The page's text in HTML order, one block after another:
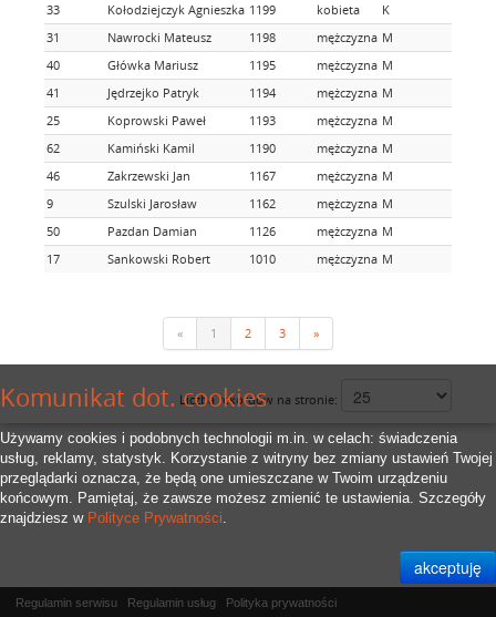
Komunikat dot. cookies
Używamy cookies i podobnych technologii m.in. w celach: świadczenia
usług, reklamy, statystyk. Korzystanie z witryny bez zmiany ustawień Twojej
przeglądarki oznacza, że będą one umieszczane w Twoim urządzeniu
końcowym. Pamiętaj, że zawsze możesz zmienić te ustawienia. Szczegóły
znajdziesz w Polityce Prywatności.
33
Kołodziejczyk Agnieszka 1199 kobieta K
31
Nawrocki Mateusz 1198 mężczyzna M
40
Główka Mariusz 1195 mężczyzna M
41
Jędrzejko Patryk 1194 mężczyzna M
25
Koprowski Paweł 1193 mężczyzna M
62
Kamiński Kamil 1190 mężczyzna M
46
Zakrzewski Jan 1167 mężczyzna M
9
Szulski Jarosław 1162 mężczyzna M
50
Pazdan Damian 1126 mężczyzna M
17
Sankowski Robert 1010 mężczyzna M
« 1 2 3 »
Liczba rekordów na stronie:
Regulamin serwisu Regulamin usług Polityka prywatności